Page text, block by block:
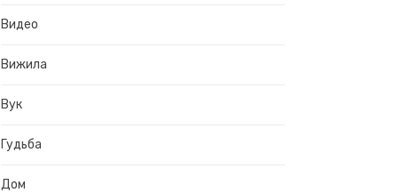
Видео
Вижила
Вук
Гудьба
Дом